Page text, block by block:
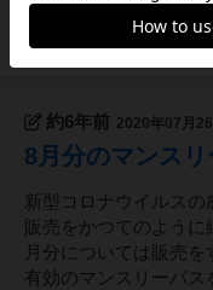
すがご紹介しました。↓
150 ページビュー
約6年前 2020年07月26
8月分のマンス
新型コロナウイルス
販売をかつてのよう
月分については販売
有効のマンスリーパス